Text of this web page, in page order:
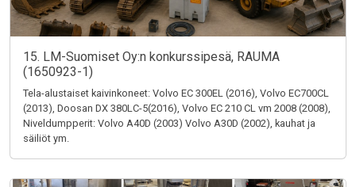
15. LM-Suomiset Oy:n konkurssipesä, RAUMA
(1650923-1)
Tela-alustaiset kaivinkoneet: Volvo EC 300EL (2016), Volvo EC700CL
(2013), Doosan DX 380LC-5(2016), Volvo EC 210 CL vm 2008 (2008),
Niveldumpperit: Volvo A40D (2003) Volvo A30D (2002), kauhat ja
säiliöt ym.